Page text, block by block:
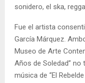
sonidero, el ska,
Fue el artista
García Márquez.
Museo de Arte
Años de Soledad” no
música de “El